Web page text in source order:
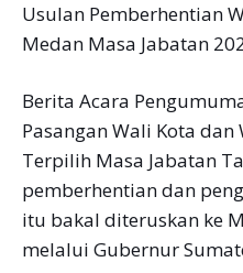
Usulan Pemberhentian
Medan Masa Jabatan
Berita Acara
Pasangan Wali Kota
Terpilih Masa Jabatan
pemberhentian dan
itu bakal diteruskan ke
melalui Gubernur